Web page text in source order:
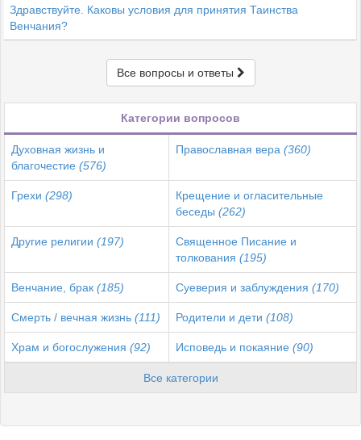
Здравствуйте. Каковы условия для принятия Таинства
Венчания?
Все вопросы и ответы
Категории вопросов
Духовная жизнь и
благочестие (576)
Православная вера (360)
Грехи (298)
Крещение и огласительные
беседы (262)
Другие религии (197)
Священное Писание и
толкования (195)
Венчание, брак (185) Суеверия и заблуждения (170)
Смерть / вечная жизнь (111) Родители и дети (108)
Храм и богослужения (92) Исповедь и покаяние (90)
Все категории